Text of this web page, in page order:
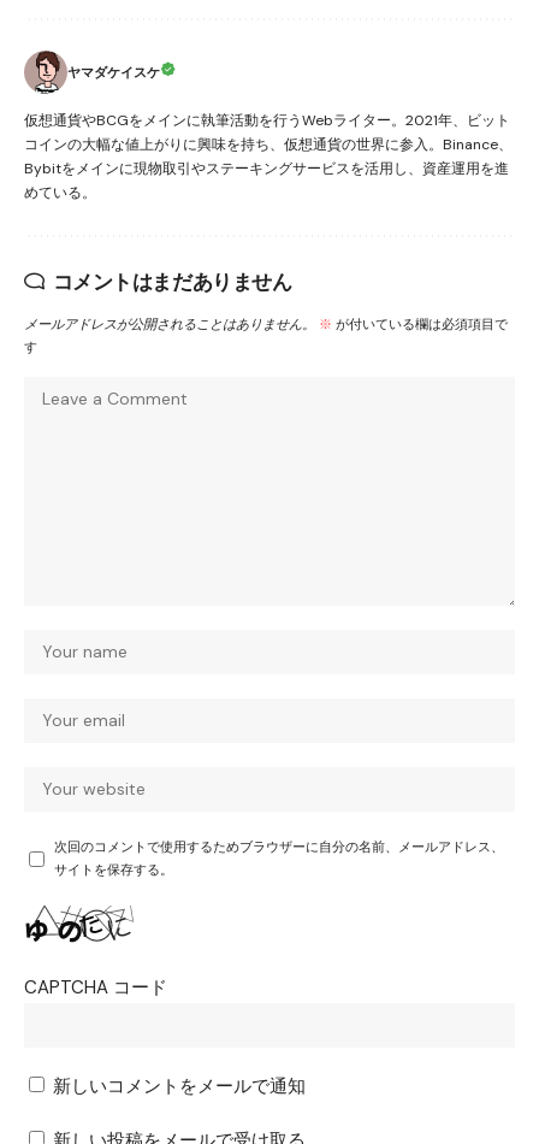
ヤマダケイスケ
仮想通貨やBCGをメインに執筆活動を行うWebライター。2021年、ビット
コインの大幅な値上がりに興味を持ち、仮想通貨の世界に参入。Binance、
Bybitをメインに現物取引やステーキングサービスを活用し、資産運用を進
めている。
コメントはまだありません
メールアドレスが公開されることはありません。 ※ が付いている欄は必須項目で
す
次回のコメントで使用するためブラウザーに自分の名前、メールアドレス、
サイトを保存する。
CAPTCHA コード
新しいコメントをメールで通知